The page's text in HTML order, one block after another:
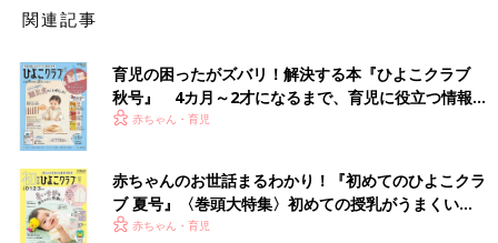
関連記事
育児の困ったがズバリ！解決する本『ひよこクラブ
秋号』 4カ月～2才になるまで、育児に役立つ情報が
いっぱい！
赤ちゃん・育児
赤ちゃんのお世話まるわかり！『初めてのひよこクラ
ブ 夏号』〈巻頭大特集〉初めての授乳がうまくい
く！ おっぱい・ミルクの基本と夏のトラブル 解決テ
赤ちゃん・育児